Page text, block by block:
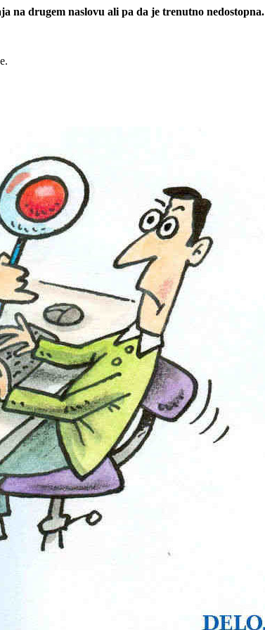
na drugem naslovu ali pa da je trenutno nedostopna.